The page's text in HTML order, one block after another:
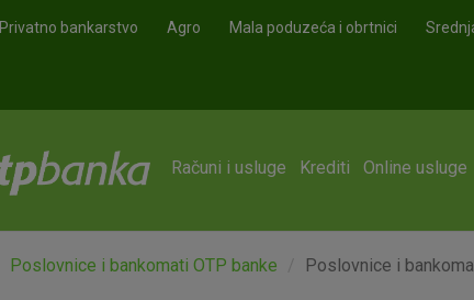
Privatno bankarstvo Agro Mala poduzeća i obrtnici
Računi i usluge Krediti Online usluge
Poslovnice i bankomati OTP banke Poslovnice i